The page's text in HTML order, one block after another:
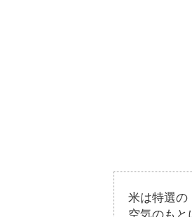
米は特選の
空気のもと